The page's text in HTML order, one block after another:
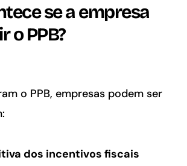
se a empresa
o PPB?
o PPB, empresas podem ser
dos incentivos fiscais